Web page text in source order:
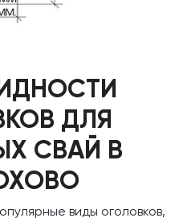
ДЛЯ
СВАЙ В
виды оголовков,